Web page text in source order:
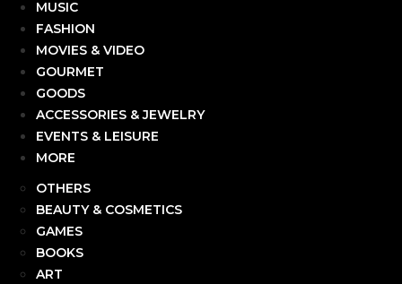
MUSIC
FASHION
MOVIES & VIDEO
GOURMET
GOODS
ACCESSORIES & JEWELRY
EVENTS & LEISURE
MORE
OTHERS
BEAUTY & COSMETICS
GAMES
BOOKS
ART